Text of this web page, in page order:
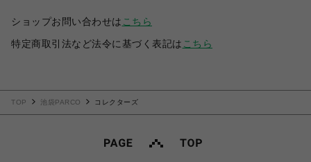
ショップお問い合わせは こちら
特定商取引法など法令に基づく表記は こちら
TOP 池袋PARCO コレクターズ